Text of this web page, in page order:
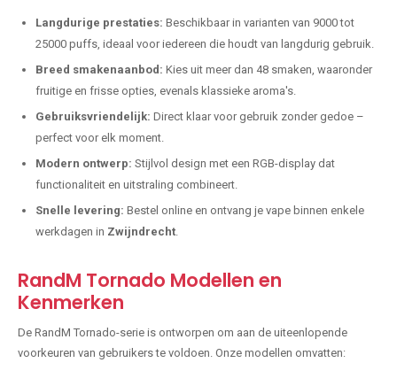
Langdurige prestaties: Beschikbaar in varianten van 9000 tot
25000 puffs, ideaal voor iedereen die houdt van langdurig gebruik.
Breed smakenaanbod: Kies uit meer dan 48 smaken, waaronder
fruitige en frisse opties, evenals klassieke aroma's.
Gebruiksvriendelijk: Direct klaar voor gebruik zonder gedoe –
perfect voor elk moment.
Modern ontwerp: Stijlvol design met een RGB-display dat
functionaliteit en uitstraling combineert.
Snelle levering: Bestel online en ontvang je vape binnen enkele
werkdagen in Zwijndrecht
RandM Tornado Modellen en
Kenmerken
De RandM Tornado-serie is ontworpen om aan de uiteenlopende
voorkeuren van gebruikers te voldoen. Onze modellen omvatten: